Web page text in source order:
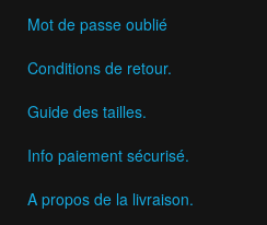
Mot de passe oublié
Conditions de retour.
Guide des tailles.
Info paiement sécurisé.
A propos de la livraison.